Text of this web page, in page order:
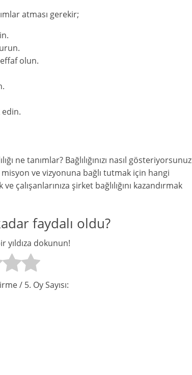
atması gerekir;
olun.
edin.
ne tanımlar? Bağlılığınızı nasıl gösteriyorsunuz
misyon ve vizyonuna bağlı tutmak için hangi
çalışanlarınıza şirket bağlılığını kazandırmak
faydalı oldu?
yıldıza dokunun!
/ 5. Oy Sayısı: